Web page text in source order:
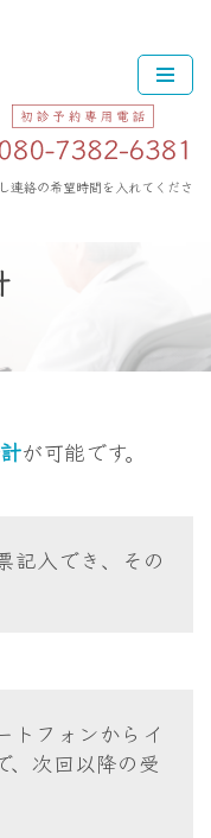
連絡の希望時間を入れてくださ
が可能です。
記入でき、その
トフォンからイ
、次回以降の受